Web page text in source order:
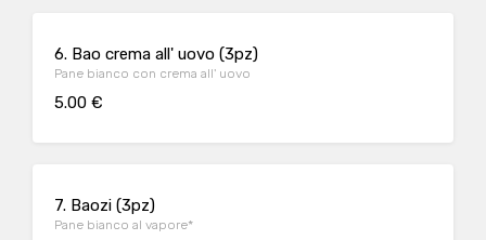
6. Bao crema all' uovo (3pz)
Pane bianco con crema all' uovo
5.00 €
7. Baozi (3pz)
Pane bianco al vapore*